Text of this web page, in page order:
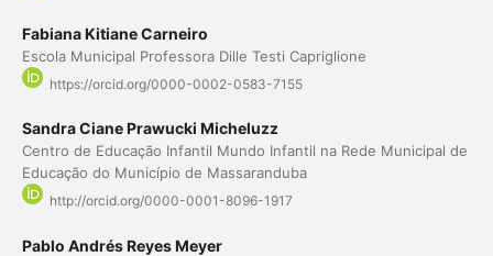
Fabiana Kitiane Carneiro
Escola Municipal Professora Dille Testi Capriglione
https://orcid.org/0000-0002-0583-7155
Sandra Ciane Prawucki Micheluzz
Centro de Educação Infantil Mundo Infantil na Rede Municipal de
Educação do Município de Massaranduba
http://orcid.org/0000-0001-8096-1917
Pablo Andrés Reyes Meyer